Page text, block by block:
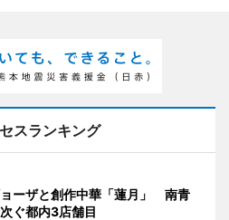
スランキング
ーザと創作中華「蓮月」 南青
ぐ都内3店舗目